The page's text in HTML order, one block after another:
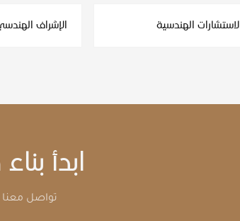
الاستشارات الهندسية الإشراف
ابدأ
تواصل